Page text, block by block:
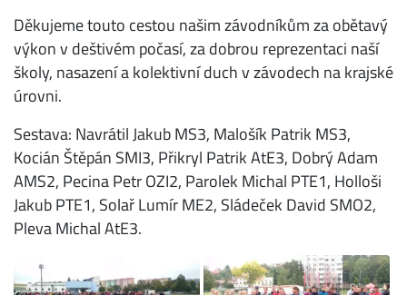
Děkujeme touto cestou našim závodníkům za obětavý
výkon v deštivém počasí, za dobrou reprezentaci naší
školy, nasazení a kolektivní duch v závodech na krajské
úrovni.
Sestava: Navrátil Jakub MS3, Malošík Patrik MS3,
Kocián Štěpán SMI3, Přikryl Patrik AtE3, Dobrý Adam
AMS2, Pecina Petr OZI2, Parolek Michal PTE1, Holloši
Jakub PTE1, Solař Lumír ME2, Sládeček David SMO2,
Pleva Michal AtE3.